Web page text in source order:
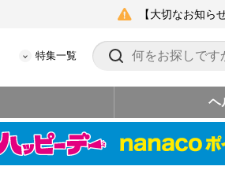
【大切なお知ら
特集一覧
ヘ